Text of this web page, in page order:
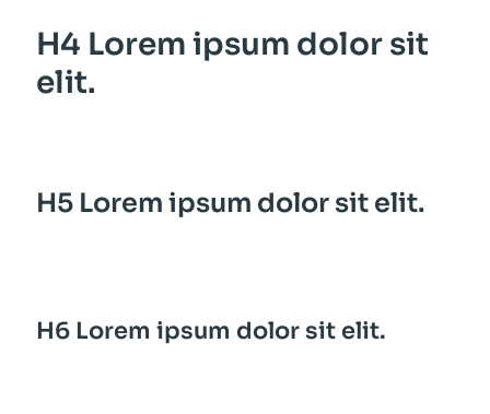
H4 Lorem ipsum dolor sit
elit.
H5 Lorem ipsum dolor sit elit.
H6 Lorem ipsum dolor sit elit.